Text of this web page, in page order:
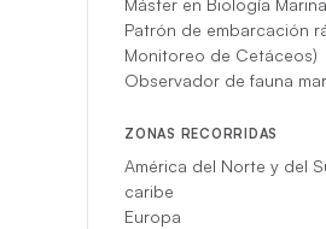
Máster en Biología
Patrón de embarcación
Monitoreo de Cetáceos)
Observador de fauna
ZONAS RECORRIDAS
América del Norte y del
caribe
Europa